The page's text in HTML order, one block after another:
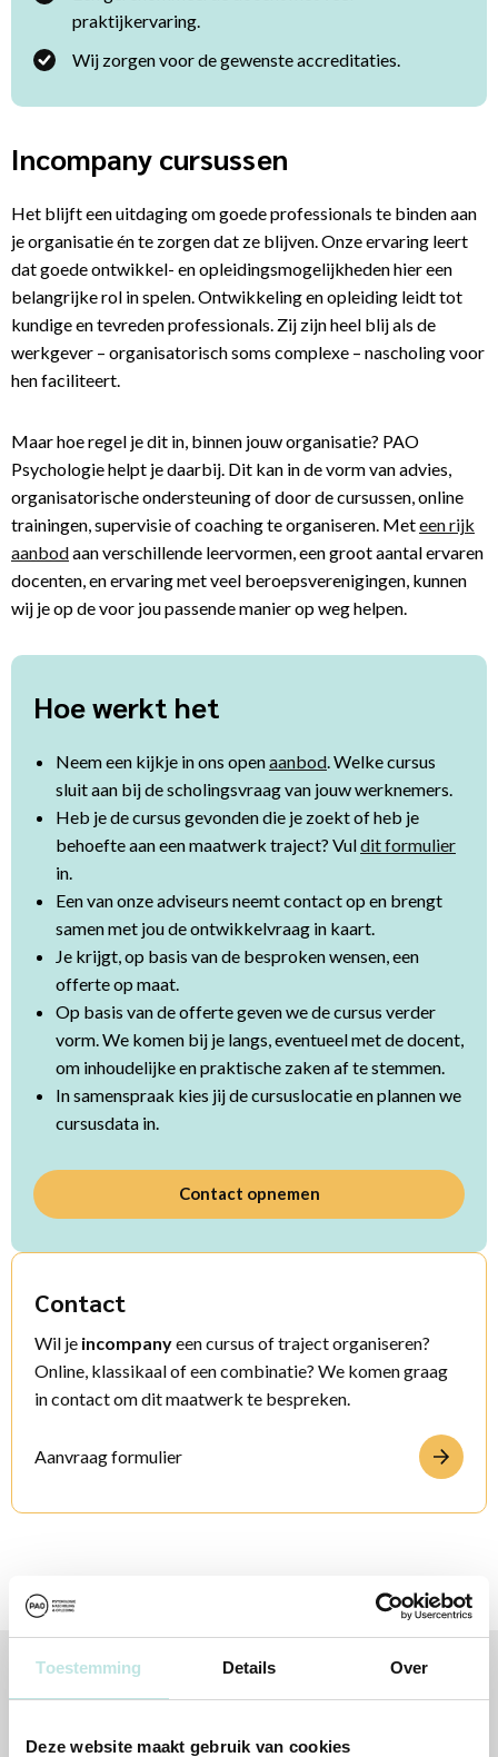
Toestemming Details Over
Deze website maakt gebruik van cookies
praktijkervaring.
Wij zorgen voor de gewenste accreditaties.
Incompany cursussen
Het blijft een uitdaging om goede professionals te binden aan
je organisatie én te zorgen dat ze blijven. Onze ervaring leert
dat goede ontwikkel- en opleidingsmogelijkheden hier een
belangrijke rol in spelen. Ontwikkeling en opleiding leidt tot
kundige en tevreden professionals. Zij zijn heel blij als de
werkgever – organisatorisch soms complexe – nascholing voor
hen faciliteert.
Maar hoe regel je dit in, binnen jouw organisatie? PAO
Psychologie helpt je daarbij. Dit kan in de vorm van advies,
organisatorische ondersteuning of door de cursussen, online
trainingen, supervisie of coaching te organiseren. Meteen rijk
aanbodaan verschillende leervormen, een groot aantal ervaren
docenten, en ervaring met veel beroepsverenigingen, kunnen
wij je op de voor jou passende manier op weg helpen.
Hoe werkt het
Neem een kijkje in ons openaanbod . Welke cursus
sluit aan bij de scholingsvraag van jouw werknemers.
Heb je de cursus gevonden die je zoekt of heb je
behoefte aan een maatwerk traject? Vuldit formulier
in.
Een van onze adviseurs neemt contact op en brengt
samen met jou de ontwikkelvraag in kaart.
Je krijgt, op basis van de besproken wensen, een
offerte op maat.
Op basis van de offerte geven we de cursus verder
vorm. We komen bij je langs, eventueel met de docent,
om inhoudelijke en praktische zaken af te stemmen.
In samenspraak kies jij de cursuslocatie en plannen we
cursusdata in.
Contact opnemen
Contact
Wil je incompanyeen cursus of traject organiseren?
Online, klassikaal of een combinatie? We komen graag
in contact om dit maatwerk te bespreken.
Aanvraag formulier
Opleidingen en cursussen
Populair en bijzonder geschikt als incompany variant.